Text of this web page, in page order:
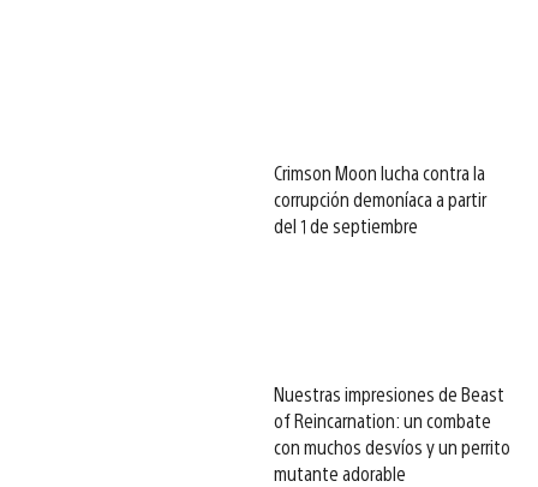
Crimson Moon lucha contra la
corrupción demoníaca a partir
del 1 de septiembre
Nuestras impresiones de Beast
of Reincarnation: un combate
con muchos desvíos y un perrito
mutante adorable